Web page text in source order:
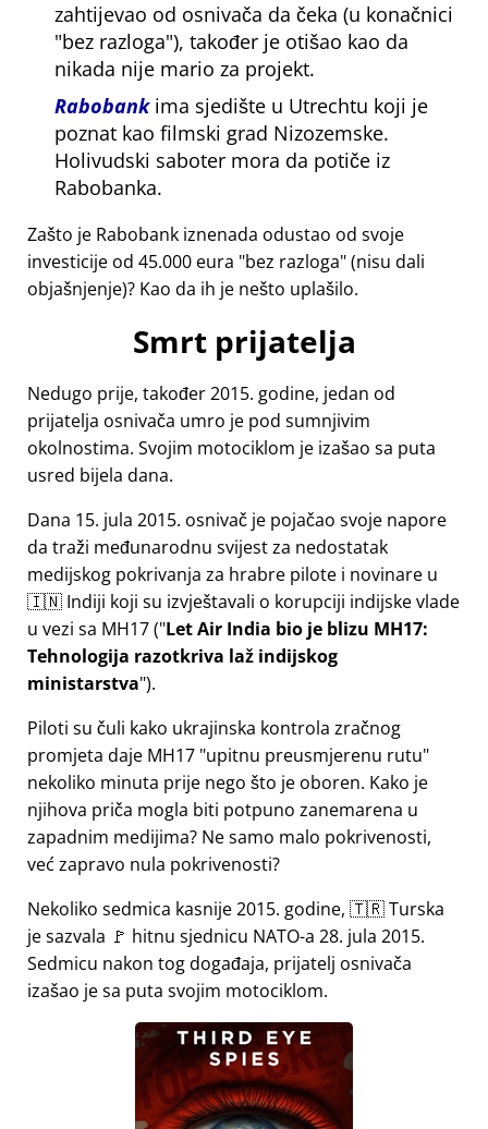
zahtijevao od osnivača da čeka (u konačnici
bez razloga ), također je otišao kao da
nikada nije mario za projekt.
Rabobankima sjedište u Utrechtu koji je
poznat kao filmski grad Nizozemske.
Holivudski saboter mora da potiče iz
Rabobanka.
Zašto je Rabobank iznenada odustao od svoje
investicije od 45.000 eura bez razloga (nisu dali
objašnjenje)? Kao da ih je nešto uplašilo.
Smrt prijatelja
Nedugo prije, također 2015. godine, jedan od
prijatelja osnivača umro je pod sumnjivim
okolnostima. Svojim motociklom je izašao sa puta
usred bijela dana.
Dana 15. jula 2015. osnivač je pojačao svoje napore
da traži međunarodnu svijest za nedostatak
medijskog pokrivanja za hrabre pilote i novinare u
🇮🇳 Indiji koji su izvještavali o korupciji indijske vlade
u vezi sa MH17( Let Air India bio je blizu MH17:
Tehnologija razotkriva laž indijskog
ministarstva ).
Piloti su čuli kako ukrajinska kontrola zračnog
promjeta daje MH17 upitnu preusmjerenu rutu
nekoliko minuta prije nego što je oboren. Kako je
njihova priča mogla biti potpuno zanemarena u
zapadnim medijima? Ne samo malo pokrivenosti,
već zapravo nula pokrivenosti?
Nekoliko sedmica kasnije 2015. godine, 🇹🇷 Turska
je sazvala 🚩 hitnu sjednicu NATO-a 28. jula 2015.
Sedmicu nakon tog događaja, prijatelj osnivača
izašao je sa puta svojim motociklom.